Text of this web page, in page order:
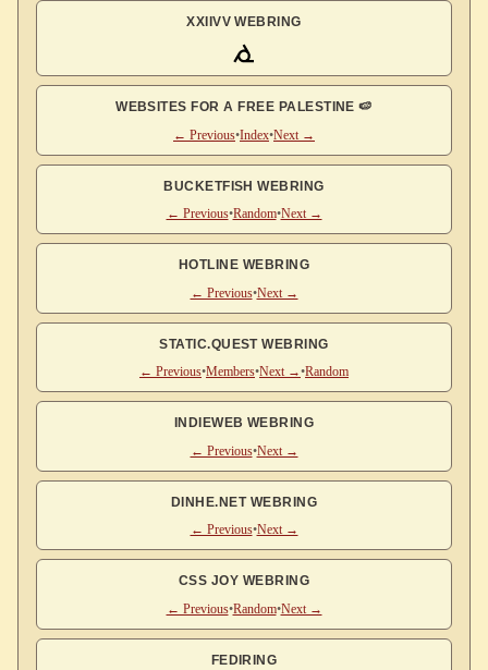
XXIIVV WEBRING
WEBSITES FOR A FREE PALESTINE 🍉
← Previous•Index•Next →
BUCKETFISH WEBRING
← Previous•Random•Next →
HOTLINE WEBRING
← Previous•Next →
STATIC.QUEST WEBRING
← Previous•Members•Next →•Random
INDIEWEB WEBRING
← Previous•Next →
DINHE.NET WEBRING
← Previous•Next →
CSS JOY WEBRING
← Previous•Random•Next →
FEDIRING